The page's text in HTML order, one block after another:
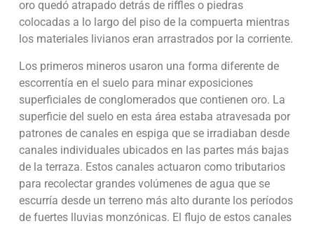
oro quedó atrapado detrás de riffles o piedras
colocadas a lo largo del piso de la compuerta mientras
los materiales livianos eran arrastrados por la corriente.
Los primeros mineros usaron una forma diferente de
escorrentía en el suelo para minar exposiciones
superficiales de conglomerados que contienen oro. La
superficie del suelo en esta área estaba atravesada por
patrones de canales en espiga que se irradiaban desde
canales individuales ubicados en las partes más bajas
de la terraza. Estos canales actuaron como tributarios
para recolectar grandes volúmenes de agua que se
escurría desde un terreno más alto durante los períodos
de fuertes lluvias monzónicas. El flujo de estos canales